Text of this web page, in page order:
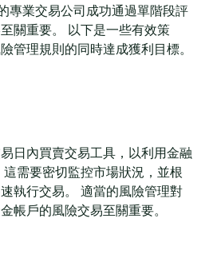
專業交易公司成功通過單階段評
關重要。 以下是一些有效策
管理規則的同時達成獲利目標。
日內買賣交易工具，以利用金融
需要密切監控市場狀況，並根
執行交易。 適當的風險管理對
帳戶的風險交易至關重要。